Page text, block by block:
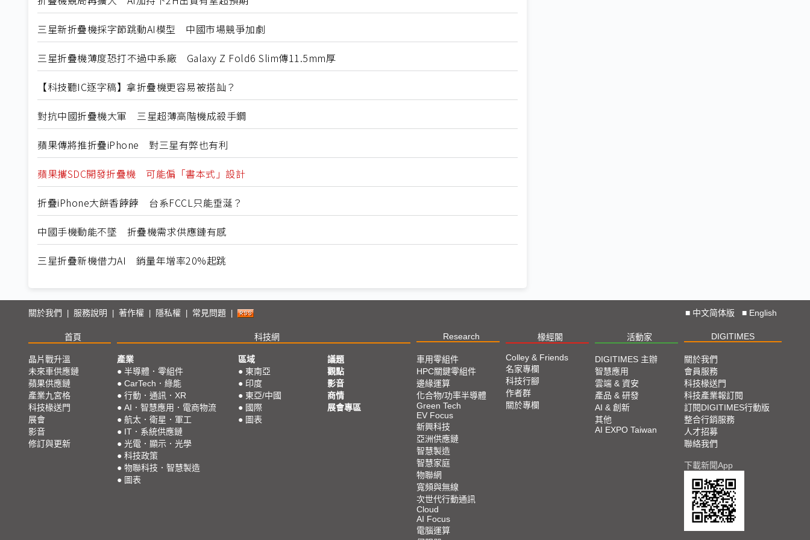
三星新折疊機採字節跳動AI模型 中國市場競爭加劇
三星折疊機薄度恐打不過中系廠 Galaxy Z Fold6 Slim傳11.5mm厚
【科技聽IC逐字稿】拿折疊機更容易被搭訕？
對抗中國折疊機大軍 三星超薄高階機成殺手鐧
蘋果傳將推折疊iPhone 對三星有弊也有利
蘋果攜SDC開發折疊機 可能偏「書本式」設計
折疊iPhone大餅香餑餑 台系FCCL只能垂涎？
中國手機動能不墜 折疊機需求供應鏈有感
三星折疊新機借力AI 銷量年增率20%起跳
關於我們 服務說明 著作權 隱私權 常見問題 ■ 中文简体版 ■ English
首頁 科技網 Research 椽經閣 活動家 DIGITIMES
晶片戰升溫
未來車供應鏈
蘋果供應鏈
產業九宮格
科技椽送門
展會
影音
修訂與更新
產業
● 半導體．零組件
● CarTech．綠能
● 行動．通訊．XR
● AI．智慧應用．電商物流
● 航太．衛星．軍工
● IT．系統供應鏈
● 光電．顯示．光學
● 科技政策
● 物聯科技．智慧製造
● 圖表
區域
● 東南亞
● 印度
● 東亞/中國
● 國際
● 圖表
議題
觀點
影音
商情
展會專區
車用零組件
HPC關鍵零組件
邊緣運算
化合物/功率半導體
Green Tech
EV Focus
新興科技
亞洲供應鏈
智慧製造
智慧家庭
物聯網
寬頻與無線
次世代行動通訊
Cloud
AI Focus
電腦運算
Colley & Friends
名家專欄
科技行腳
作者群
關於專欄
DIGITIMES 主辦
智慧應用
雲端 & 資安
產品 & 研發
AI & 創新
其他
AI EXPO Taiwan
關於我們
會員服務
科技椽送門
科技產業報訂閱
訂閱DIGITIMES行動版
整合行銷服務
人才招募
聯絡我們
下載新聞App